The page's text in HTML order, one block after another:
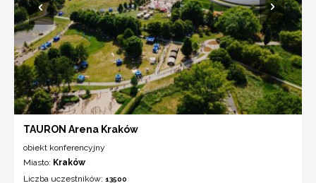
TAURON Arena Kraków
obiekt konferencyjny
Miasto: Kraków
Liczba uczestników: 13500